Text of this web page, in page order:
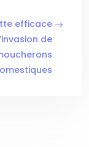
efficace
de